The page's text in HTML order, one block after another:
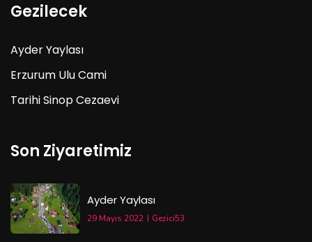
Gezilecek
Ayder Yaylası
Erzurum Ulu Cami
Tarihi Sinop Cezaevi
Son Ziyaretimiz
Ayder Yaylası
29 Mayıs 2022 Gezici53